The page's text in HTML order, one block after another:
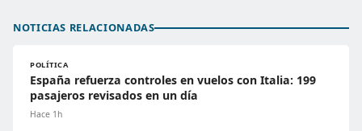
NOTICIAS RELACIONADAS
POLÍTICA
España refuerza controles en vuelos con Italia: 199
pasajeros revisados en un día
Hace 1h